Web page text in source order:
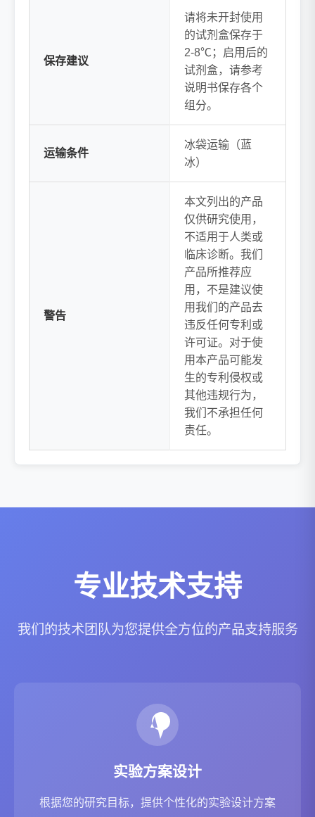
保存建议
请将未开封使用
的试剂盒保存于
2-8℃；启用后的
试剂盒，请参考
说明书保存各个
组分。
运输条件
冰袋运输（蓝
冰）
警告
本文列出的产品
仅供研究使用，
不适用于人类或
临床诊断。我们
产品所推荐应
用，不是建议使
用我们的产品去
违反任何专利或
许可证。对于使
用本产品可能发
生的专利侵权或
其他违规行为，
我们不承担任何
责任。
专业技术支持
我们的技术团队为您提供全方位的产品支持服务
实验方案设计
根据您的研究目标，提供个性化的实验设计方案